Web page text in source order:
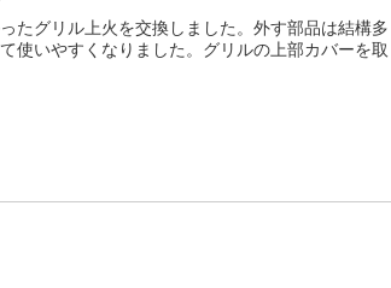
たグリル上火を交換しました。外す部品は結構
使いやすくなりました。グリルの上部カバーを